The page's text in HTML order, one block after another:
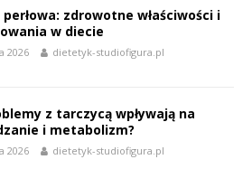
perłowa: zdrowotne właściwości i
w diecie
2026 dietetyk-studiofigura.pl
z tarczycą wpływają na
i metabolizm?
2026 dietetyk-studiofigura.pl